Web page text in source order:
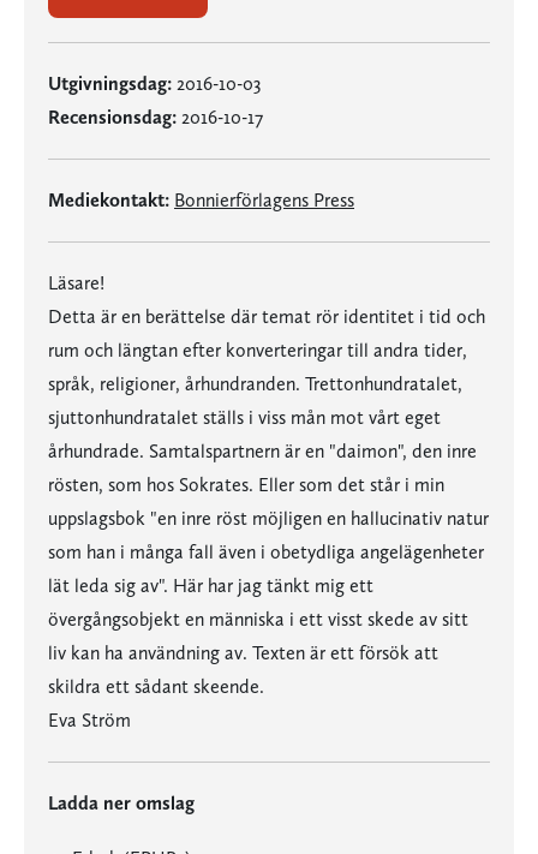
Utgivningsdag: 2016-10-03
Recensionsdag: 2016-10-17
Mediekontakt: Bonnierförlagens Press
Läsare!
Detta är en berättelse där temat rör identitet i tid och
rum och längtan efter konverteringar till andra tider,
språk, religioner, århundranden. Trettonhundratalet,
sjuttonhundratalet ställs i viss mån mot vårt eget
århundrade. Samtalspartnern är en "daimon", den inre
rösten, som hos Sokrates. Eller som det står i min
uppslagsbok "en inre röst möjligen en hallucinativ natur
som han i många fall även i obetydliga angelägenheter
lät leda sig av". Här har jag tänkt mig ett
övergångsobjekt en människa i ett visst skede av sitt
liv kan ha användning av. Texten är ett försök att
skildra ett sådant skeende.
Eva Ström
Ladda ner omslag